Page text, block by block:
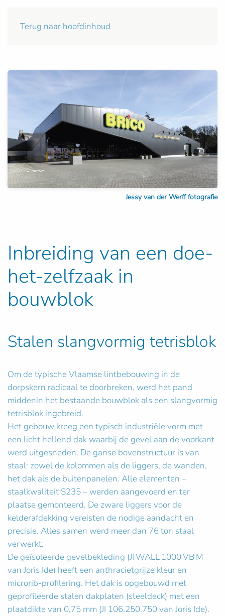
Terug naar hoofdinhoud
Jessy van der Werff fotografie
Inbreiding van een doe-
het-zelfzaak in
bouwblok
Stalen slangvormig tetrisblok
Om de typische Vlaamse lintbebouwing in de
dorpskern radicaal te doorbreken, werd het pand
middenin het bestaande bouwblok als een slangvormig
tetrisblok ingebreid.
Het gebouw kreeg een typisch industriële vorm met
een licht hellend dak waarbij de gevel aan de voorkant
werd uitgesneden. De ganse bovenstructuur is van
staal: zowel de kolommen als de liggers, de wanden,
het dak als de buitenpanelen. Alle elementen –
staalkwaliteit S235 – werden aangevoerd en ter
plaatse gemonteerd. De zware liggers voor de
kelderafdekking vereisten de nodige aandacht en
precisie. Alles samen werd meer dan 76 ton staal
verwerkt.
De geïsoleerde gevelbekleding (JI WALL 1000 VB M
van Joris Ide) heeft een anthracietgrijze kleur en
microrib-profilering. Het dak is opgebouwd met
geprofileerde stalen dakplaten (steeldeck) met een
plaatdikte van 0,75 mm (JI 106.250.750 van Joris Ide).